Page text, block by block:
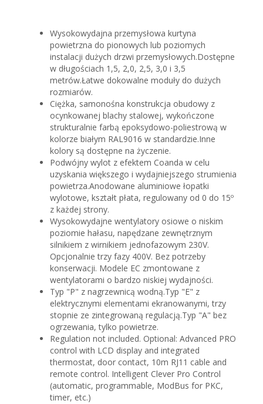
Wysokowydajna przemysłowa kurtyna
powietrzna do pionowych lub poziomych
instalacji dużych drzwi przemysłowych.Dostępne
w długościach 1,5, 2,0, 2,5, 3,0 i 3,5
metrów.Łatwe dokowalne moduły do dużych
rozmiarów.
Ciężka, samonośna konstrukcja obudowy z
ocynkowanej blachy stalowej, wykończone
strukturalnie farbą epoksydowo-poliestrową w
kolorze białym RAL9016 w standardzie.Inne
kolory są dostępne na życzenie.
Podwójny wylot z efektem Coanda w celu
uzyskania większego i wydajniejszego strumienia
powietrza.Anodowane aluminiowe łopatki
wylotowe, kształt płata, regulowany od 0 do 15º
z każdej strony.
Wysokowydajne wentylatory osiowe o niskim
poziomie hałasu, napędzane zewnętrznym
silnikiem z wirnikiem jednofazowym 230V.
Opcjonalnie trzy fazy 400V. Bez potrzeby
konserwacji. Modele EC zmontowane z
wentylatorami o bardzo niskiej wydajności.
Typ "P" z nagrzewnicą wodną.Typ "E" z
elektrycznymi elementami ekranowanymi, trzy
stopnie ze zintegrowaną regulacją.Typ "A" bez
ogrzewania, tylko powietrze.
Regulation not included. Optional: Advanced PRO
control with LCD display and integrated
thermostat, door contact, 10m RJ11 cable and
remote control. Intelligent Clever Pro Control
(automatic, programmable, ModBus for PKC,
timer, etc.)